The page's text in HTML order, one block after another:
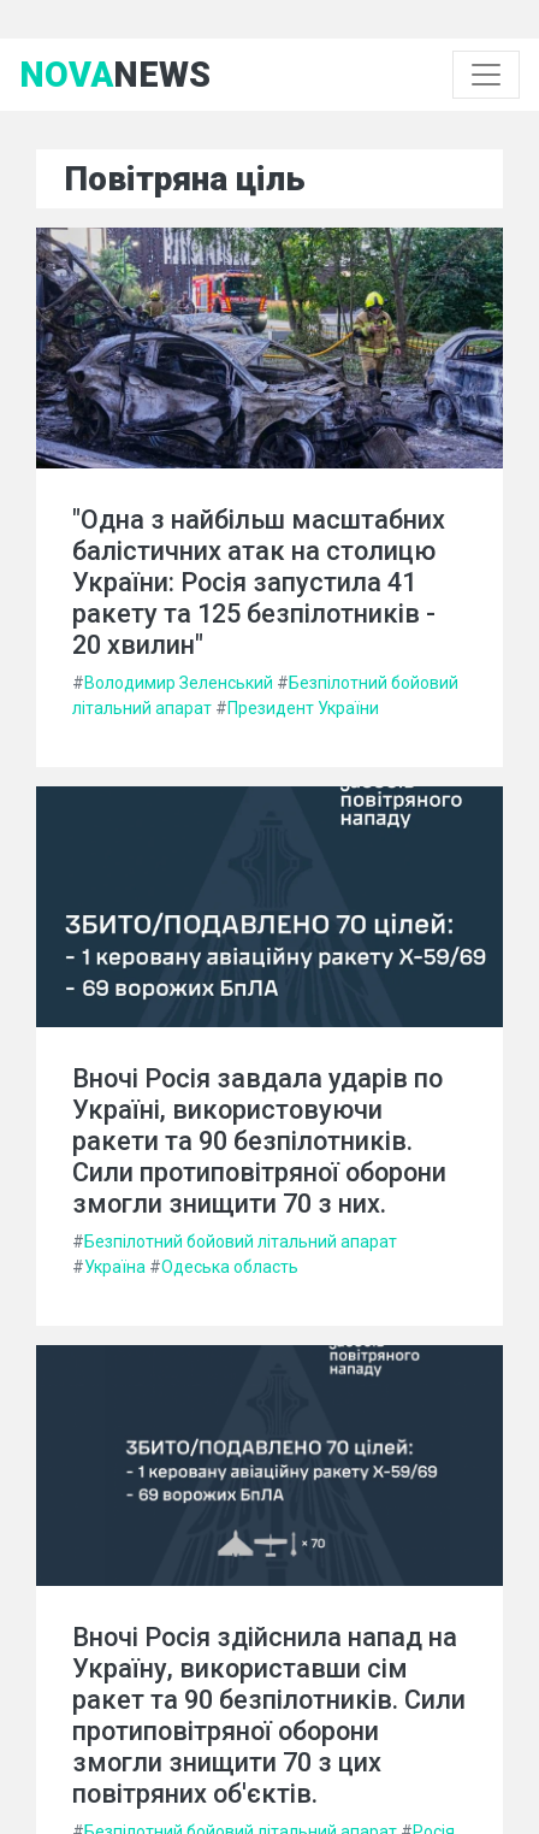
NOVANEWS
Повітряна ціль
"Одна з найбільш масштабних
балістичних атак на столицю
України: Росія запустила 41
ракету та 125 безпілотників -
20 хвилин"
#Володимир Зеленський #Безпілотний бойовий
літальний апарат #Президент України
Вночі Росія завдала ударів по
Україні, використовуючи
ракети та 90 безпілотників.
Сили протиповітряної оборони
змогли знищити 70 з них.
#Безпілотний бойовий літальний апарат
#Україна #Одеська область
Вночі Росія здійснила напад на
Україну, використавши сім
ракет та 90 безпілотників. Сили
протиповітряної оборони
змогли знищити 70 з цих
повітряних об'єктів.